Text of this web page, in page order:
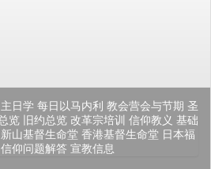
主日学 每日以马内利 教会营会与节期 圣
览 旧约总览 改革宗培训 信仰教义 基础
新山基督生命堂 香港基督生命堂 日本福
信仰问题解答 宣教信息